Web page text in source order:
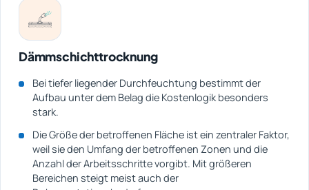
Dämmschichttrocknung
Bei tiefer liegender Durchfeuchtung bestimmt der
Aufbau unter dem Belag die Kostenlogik besonders
stark.
Die Größe der betroffenen Fläche ist ein zentraler Faktor,
weil sie den Umfang der betroffenen Zonen und die
Anzahl der Arbeitsschritte vorgibt. Mit größeren
Bereichen steigt meist auch der